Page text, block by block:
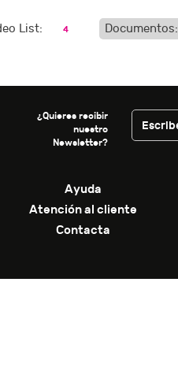
List: 4 Documentos:
¿Quieres recibir
nuestro
Newsletter?
Ayuda
Atención al cliente
Contacta